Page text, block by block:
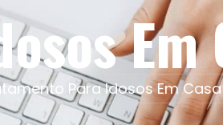
Em
Para Idosos Em